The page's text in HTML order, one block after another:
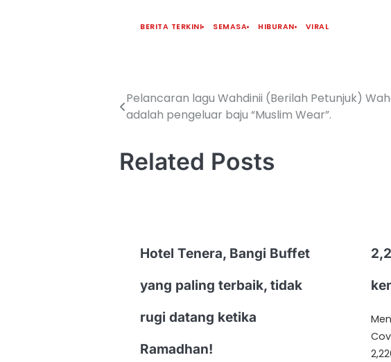
BERITA TERKINI SEMASA HIBURAN VIRAL
Pelancaran lagu Wahdinii (Berilah Petunjuk)
adalah pengeluar baju “Muslim Wear”.
Related Posts
Hotel Tenera, Bangi Buffet
yang paling terbaik, tidak
rugi datang ketika
Ramadhan!